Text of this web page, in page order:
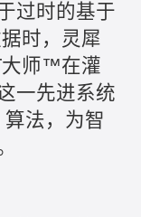
过时的基于
时，灵犀
大师™在灌
一先进系统
法，为智